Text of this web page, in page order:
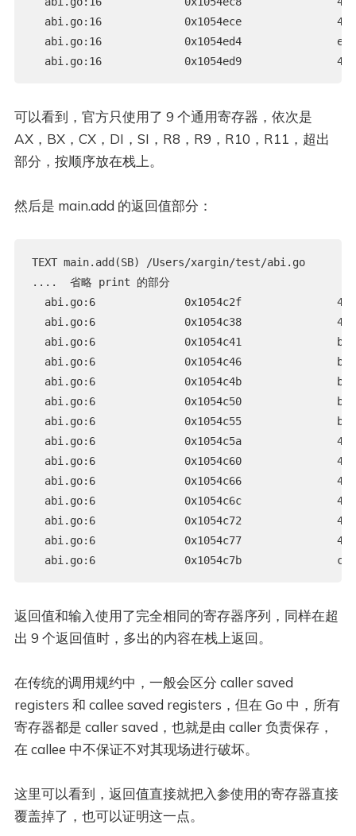
abi.go:16             0x1054ece
abi.go:16             0x1054ed4
可以看到，官方只使用了 9 个通用寄存器，依次是
AX，BX，CX，DI，SI，R8，R9，R10，R11，超出
部分，按顺序放在栈上。
然后是 main.add 的返回值部分：
TEXT main.add(SB) /Users/xargin/test/abi.go
....  省略 print 的部分
abi.go:6              0x1054c2f
abi.go:6              0x1054c38
abi.go:6              0x1054c41
abi.go:6              0x1054c46
abi.go:6              0x1054c4b
abi.go:6              0x1054c50
abi.go:6              0x1054c55
abi.go:6              0x1054c5a
abi.go:6              0x1054c60
abi.go:6              0x1054c66
abi.go:6              0x1054c6c
abi.go:6              0x1054c72
abi.go:6              0x1054c77
abi.go:6              0x1054c7b               c3
返回值和输入使用了完全相同的寄存器序列，同样在超
出 9 个返回值时，多出的内容在栈上返回。
在传统的调用规约中，一般会区分 caller saved
registers 和 callee saved registers，但在 Go 中，所有
寄存器都是 caller saved，也就是由 caller 负责保存，
在 callee 中不保证不对其现场进行破坏。
这里可以看到，返回值直接就把入参使用的寄存器直接
覆盖掉了，也可以证明这一点。